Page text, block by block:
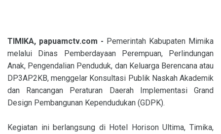
TIMIKA, papuamctv.com - Pemerintah Kabupaten Mimika
melalui Dinas Pemberdayaan Perempuan, Perlindungan
Anak, Pengendalian Penduduk, dan Keluarga Berencana atau
DP3AP2KB, menggelar Konsultasi Publik Naskah Akademik
dan Rancangan Peraturan Daerah Implementasi Grand
Design Pembangunan Kependudukan (GDPK).
Kegiatan ini berlangsung di Hotel Horison Ultima, Timika,